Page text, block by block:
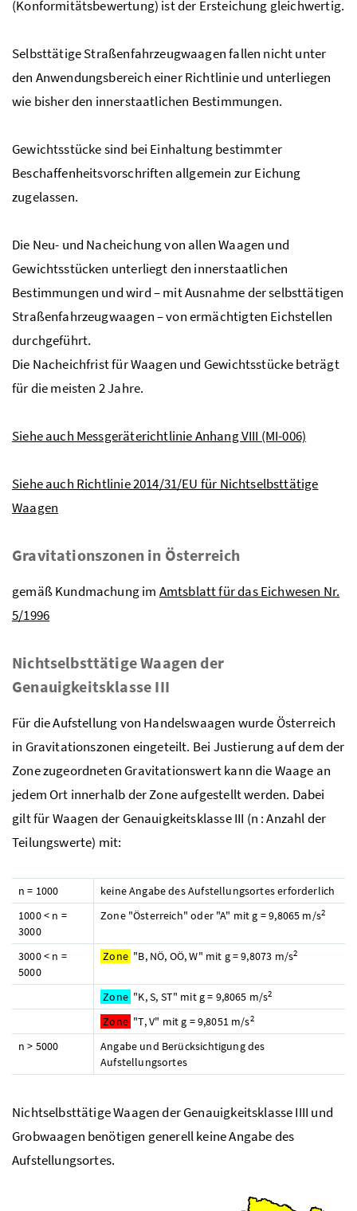
(Konformitätsbewertung) ist der Ersteichung gleichwertig.
Selbsttätige Straßenfahrzeugwaagen fallen nicht unter
den Anwendungsbereich einer Richtlinie und unterliegen
wie bisher den innerstaatlichen Bestimmungen.
Gewichtsstücke sind bei Einhaltung bestimmter
Beschaffenheitsvorschriften allgemein zur Eichung
zugelassen.
Die Neu- und Nacheichung von allen Waagen und
Gewichtsstücken unterliegt den innerstaatlichen
Bestimmungen und wird – mit Ausnahme der selbsttätigen
Straßenfahrzeugwaagen – von ermächtigten Eichstellen
durchgeführt.
Die Nacheichfrist für Waagen und Gewichtsstücke beträgt
für die meisten 2 Jahre.
Siehe auch Messgeräterichtlinie Anhang VIII (MI-006)
Siehe auch Richtlinie 2014/31/EU für Nichtselbsttätige
Waagen
Gravitationszonen in Österreich
gemäß Kundmachung im Amtsblatt für das Eichwesen Nr.
5/1996
Nichtselbsttätige Waagen der
Genauigkeitsklasse III
Für die Aufstellung von Handelswaagen wurde Österreich
in Gravitationszonen eingeteilt. Bei Justierung auf dem der
Zone zugeordneten Gravitationswert kann die Waage an
jedem Ort innerhalb der Zone aufgestellt werden. Dabei
gilt für Waagen der Genauigkeitsklasse III (n : Anzahl der
Teilungswerte) mit:
n = 1000
keine Angabe des Aufstellungsortes erforderlich
1000 < n =
3000
Zone "Österreich" oder "A" mit g = 9,8065 m/s2
3000 < n =
5000
Zone "B, NÖ, OÖ, W" mit g = 9,8073 m/s2
Zone "K, S, ST" mit g = 9,8065 m/s2
Zone "T, V" mit g = 9,8051 m/s2
n > 5000
Angabe und Berücksichtigung des
Aufstellungsortes
Nichtselbsttätige Waagen der Genauigkeitsklasse IIII und
Grobwaagen benötigen generell keine Angabe des
Aufstellungsortes.